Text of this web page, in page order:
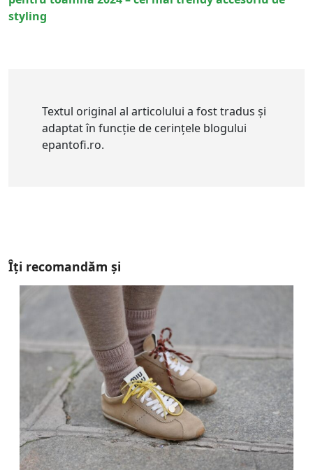
styling
Textul original al articolului a fost tradus și
adaptat în funcție de cerințele blogului
epantofi.ro.
Îți recomandăm și